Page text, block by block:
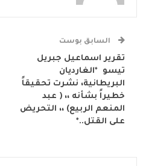
السابق بوست
تقرير اسماعيل جبريل
تيسو *الغارديان
البريطانية، نشرت تحقيقاً
خطيراً بشأنه ،، ( عبد
المنعم الربيع) ،، التحريض
على القتل..*